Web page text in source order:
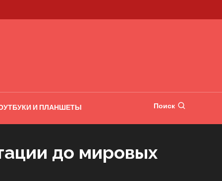
И ПЛАНШЕТЫ Поиск
до мировых